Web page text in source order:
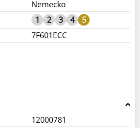
Nemecko
1 2 3 4
5
7F601ECC
12000781